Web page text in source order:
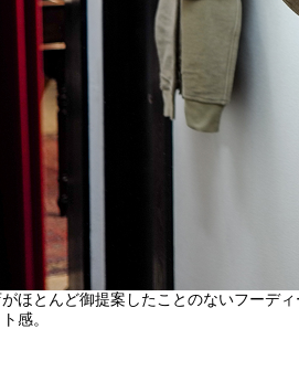
ほとんど御提案したことのないフーデ
感。